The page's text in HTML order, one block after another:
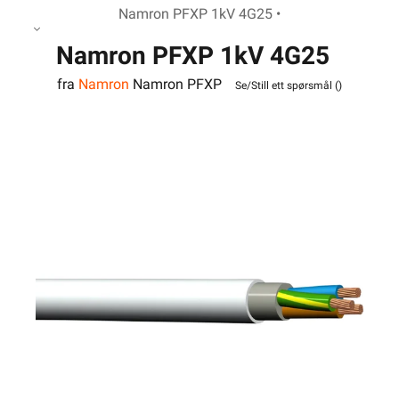
Namron PFXP 1kV 4G25 •
Namron PFXP 1kV 4G25
fra Namron Namron PFXP Se/Still ett spørsmål ()